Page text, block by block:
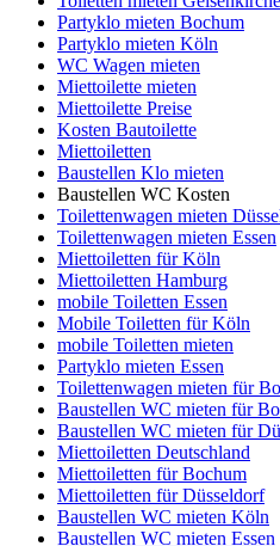
Partyklo mieten Bochum
Partyklo mieten Köln
WC Wagen mieten
Miettoilette mieten
Miettoilette Preise
Kosten Bautoilette
Miettoiletten
Baustellen Klo mieten
Baustellen WC Kosten
Toilettenwagen mieten
Toilettenwagen mieten Essen
Miettoiletten für Köln
Miettoiletten Hamburg
mobile Toiletten Essen
Mobile Toiletten für Köln
mobile Toiletten mieten
Partyklo mieten Essen
Toilettenwagen mieten für
Baustellen WC mieten für
Baustellen WC mieten für
Miettoiletten Deutschland
Miettoiletten für Bochum
Miettoiletten für Düsseldorf
Baustellen WC mieten Köln
Baustellen WC mieten Essen